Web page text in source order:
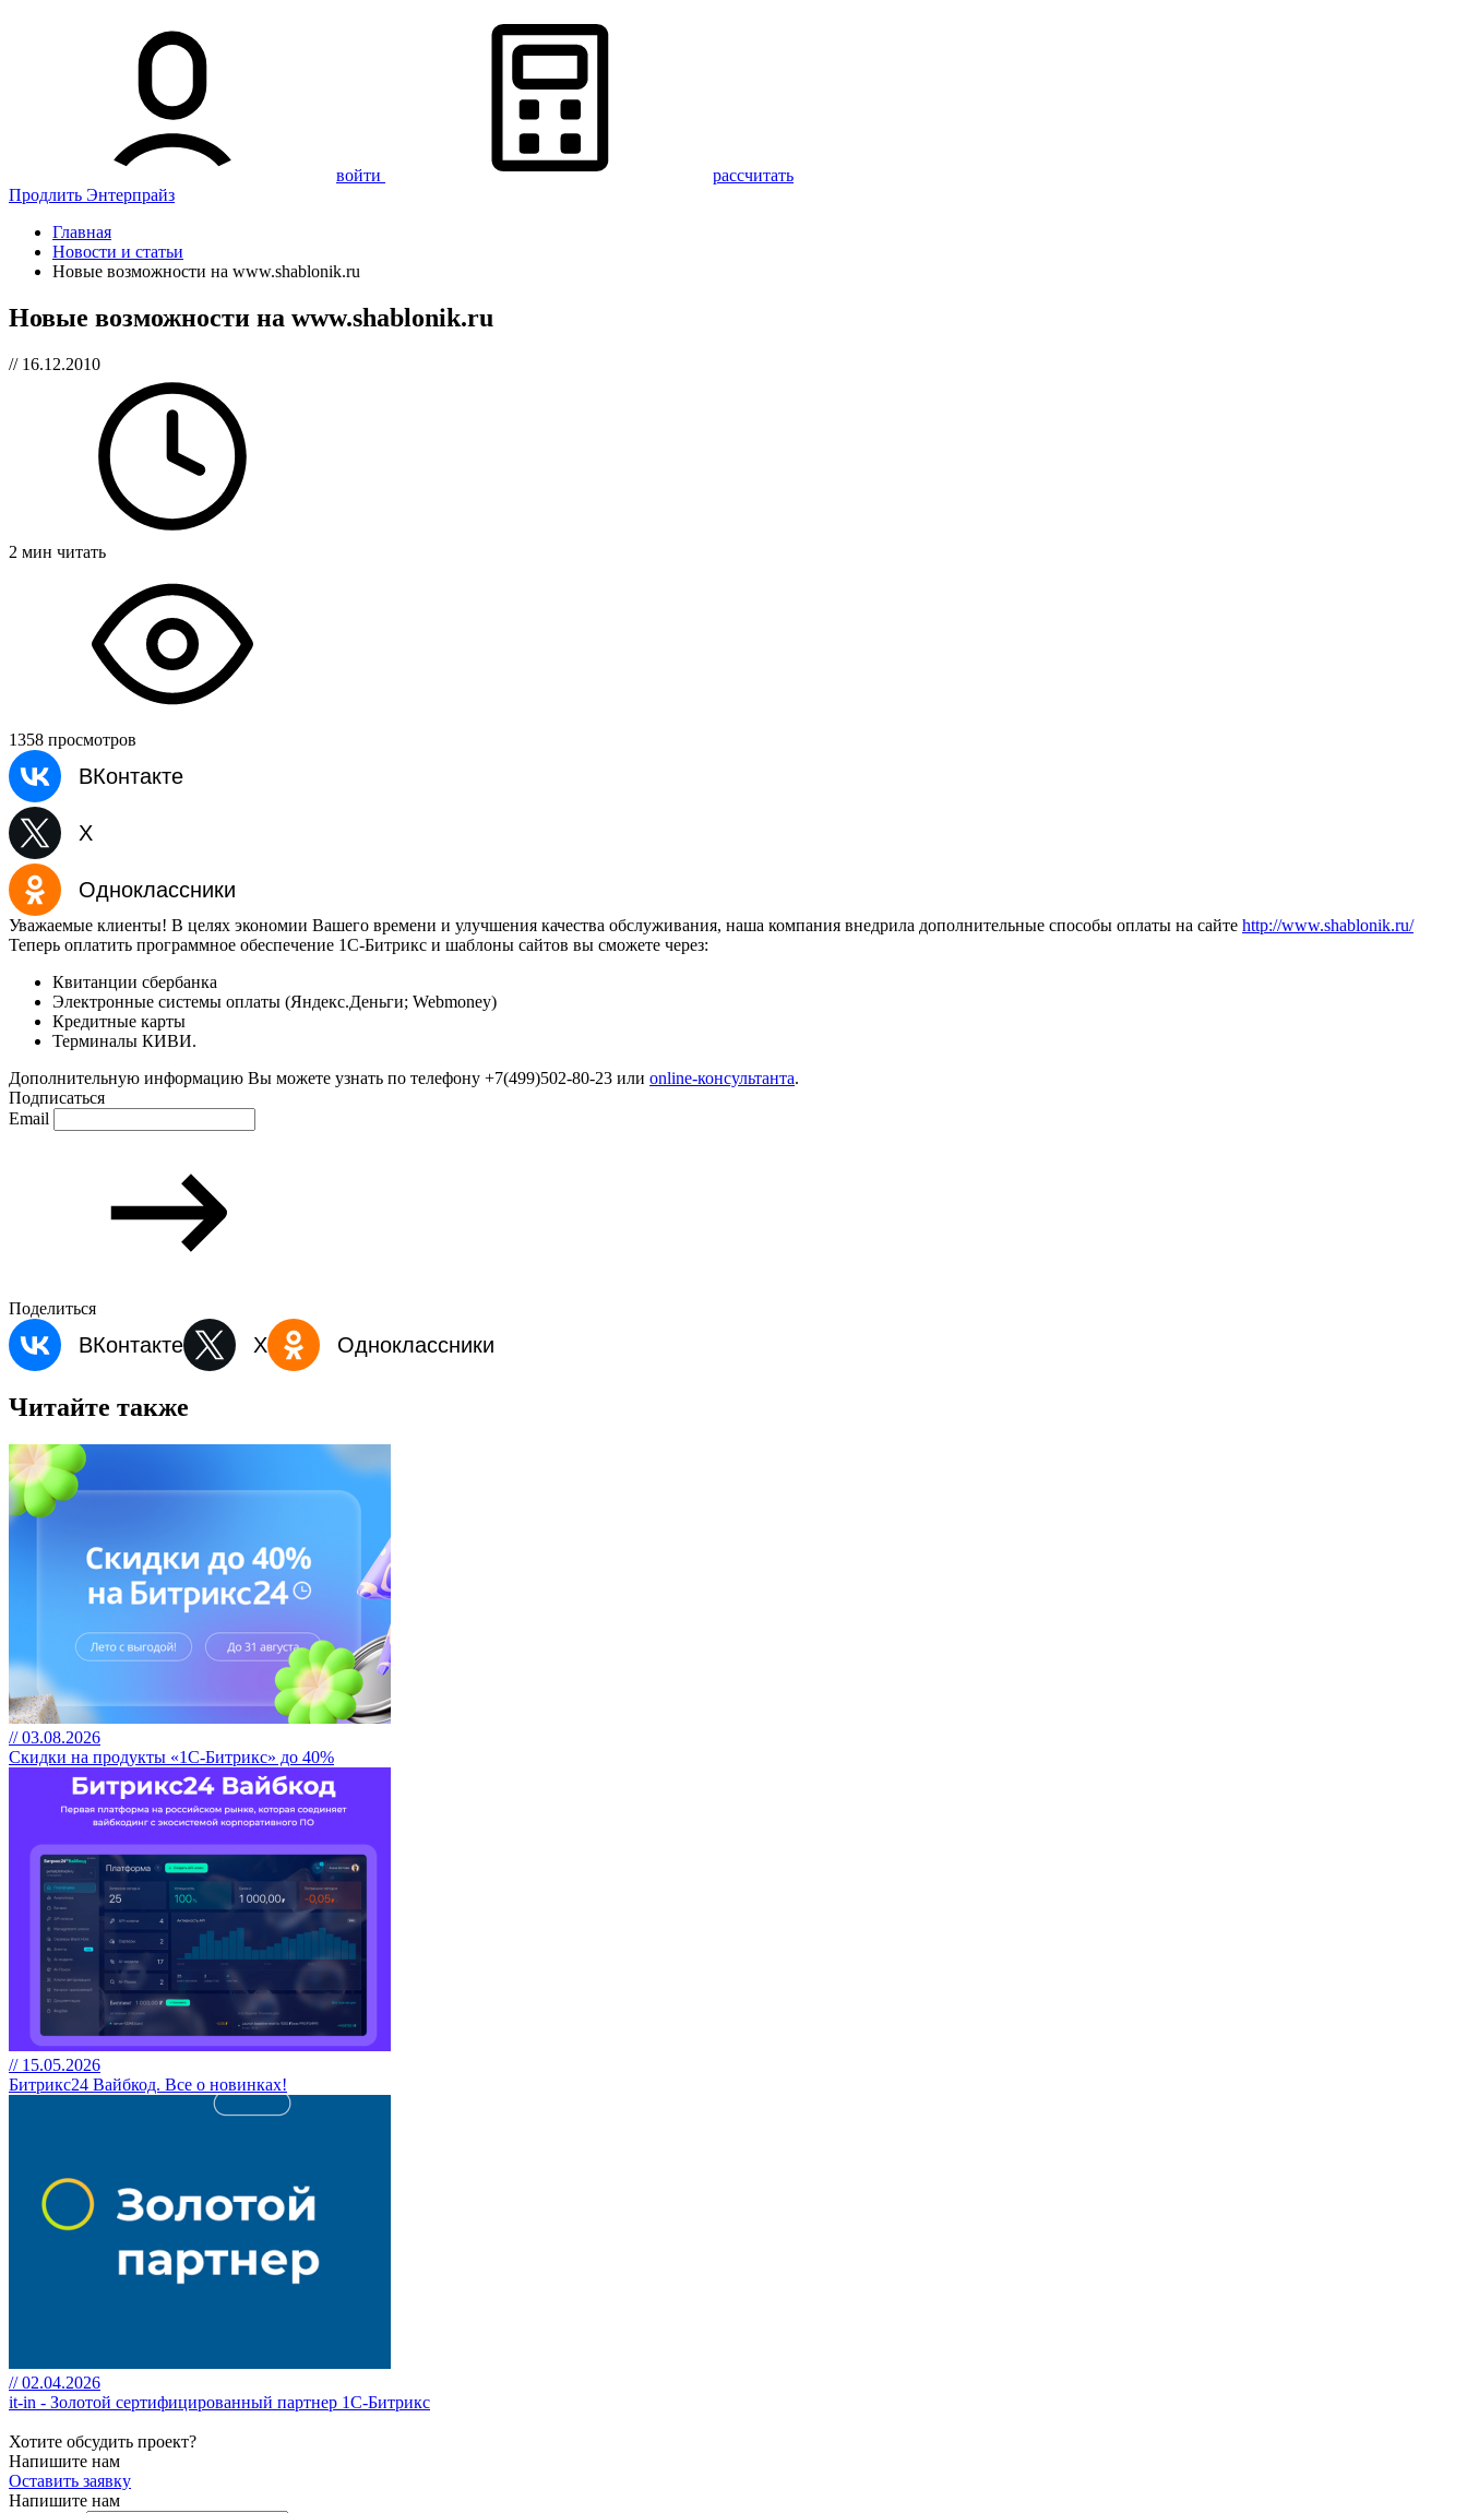
войти
рассчитать
Продлить Энтерпрайз
Главная
Новости и статьи
Новые возможности на www.shablonik.ru
Новые возможности на www.shablonik.ru
// 16.12.2010
2 мин читать
1358 просмотров
ВКонтакте
X
Одноклассники
Уважаемые клиенты! В целях экономии Вашего времени и улучшения качества обслуживания, наша компания внедрила дополнительные способы оплаты на сайте http://www.shablonik.ru/
Теперь оплатить программное обеспечение 1С-Битрикс и шаблоны сайтов вы сможете через:
Квитанции сбербанка
Электронные системы оплаты (Яндекс.Деньги; Webmoney)
Кредитные карты
Терминалы КИВИ.
Дополнительную информацию Вы можете узнать по телефону +7(499)502-80-23 или online-консультанта.
Подписаться
Email
Поделиться
ВКонтакте X Одноклассники
Читайте также
// 03.08.2026
Скидки на продукты «1С-Битрикс» до 40%
// 15.05.2026
Битрикс24 Вайбкод. Все о новинках!
// 02.04.2026
it-in - Золотой сертифицированный партнер 1С-Битрикс
Хотите обсудить проект?
Напишите нам
Оставить заявку
Напишите нам